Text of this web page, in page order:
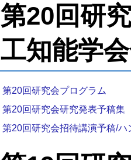
第20回研
工知能学
第20回研究会プログラム
第20回研究会研究発表予稿集
第20回研究会招待講演予稿/ハ